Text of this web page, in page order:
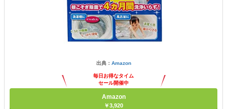
出典： Amazon
毎日お得なタイム
セール開催中
Amazon
￥3,920